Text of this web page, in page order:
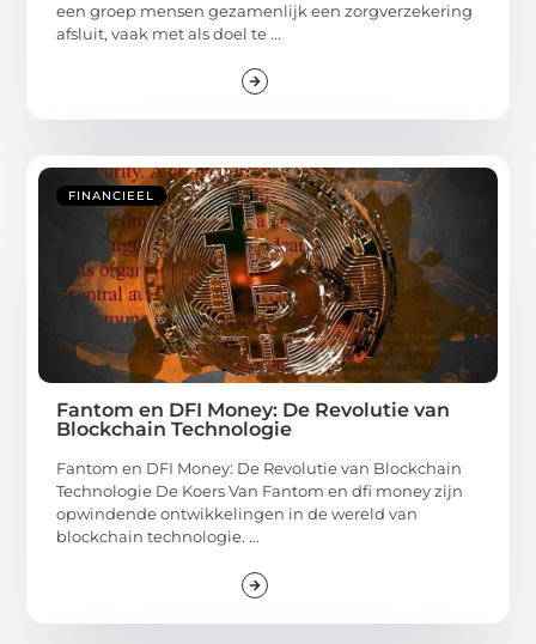
een groep mensen gezamenlijk een zorgverzekering
afsluit, vaak met als doel te ...
FINANCIEEL
Fantom en DFI Money: De Revolutie van
Blockchain Technologie
Fantom en DFI Money: De Revolutie van Blockchain
Technologie De Koers Van Fantom en dfi money zijn
opwindende ontwikkelingen in de wereld van
blockchain technologie. ...